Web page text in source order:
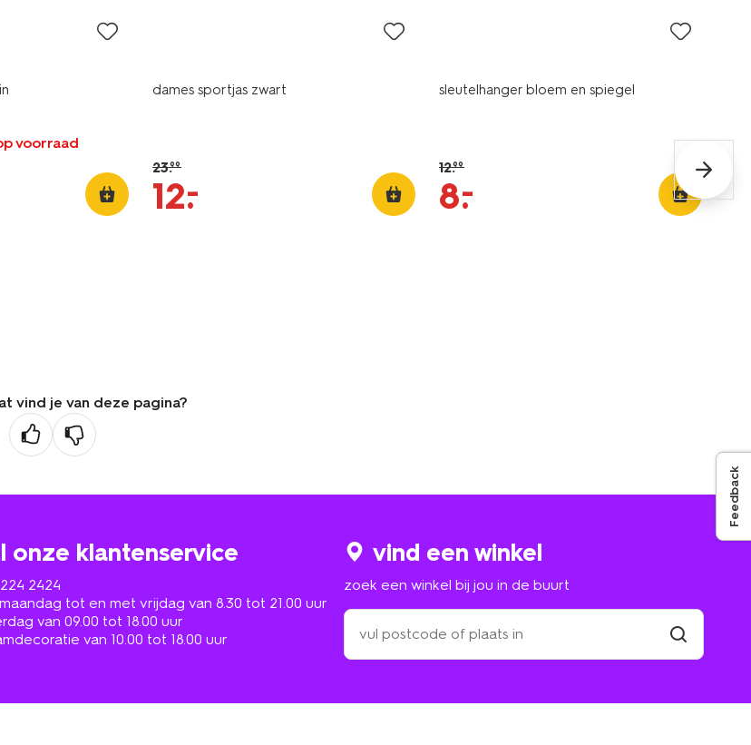
voorraad
dames sportjas zwart
23.99
12.
–
sleutelhanger bloem en spiegel
12.99
8.
–
vind je van deze pagina?
onze klantenservice
2424
tot en met vrijdag van 8.30 tot 21.00 uur
van 09.00 tot 18.00 uur
van 10.00 tot 18.00 uur
vind een winkel
zoek een winkel bij jou in de buurt
zoek
een
winkel
in
Feedback